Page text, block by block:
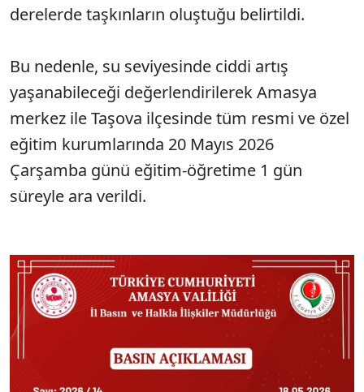
derelerde taşkınların oluştuğu belirtildi.
Bu nedenle, su seviyesinde ciddi artış
yaşanabileceği değerlendirilerek Amasya
merkez ile Taşova ilçesinde tüm resmi ve özel
eğitim kurumlarında 20 Mayıs 2026
Çarşamba günü eğitim-öğretime 1 gün
süreyle ara verildi.